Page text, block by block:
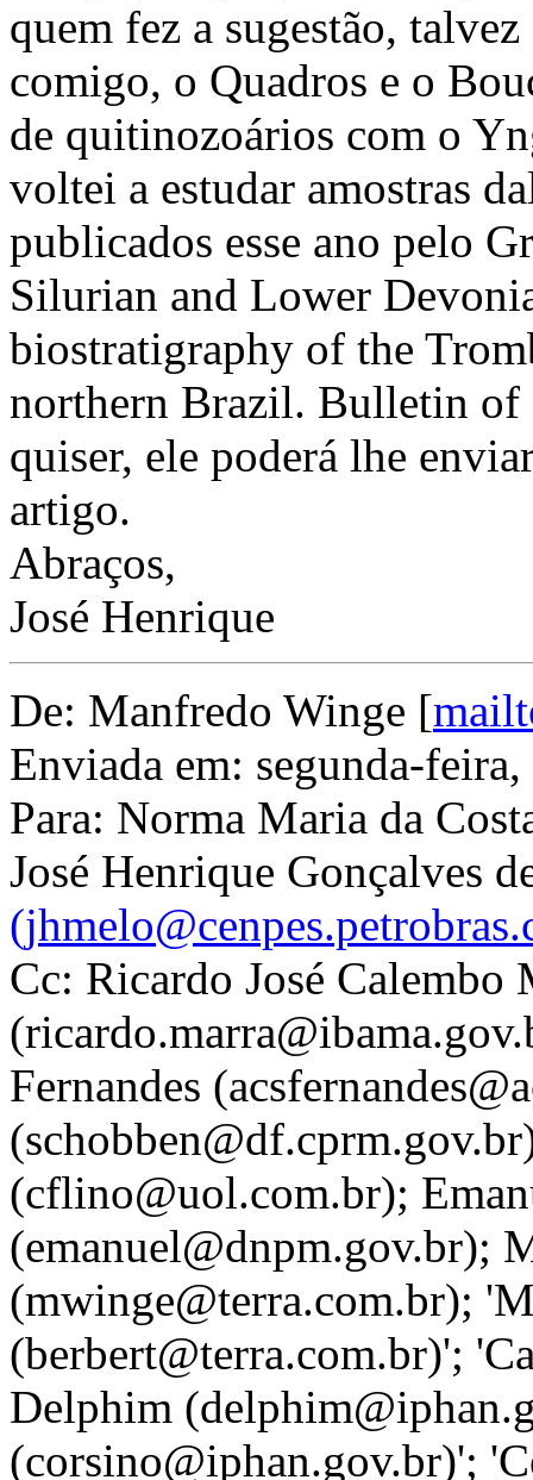
quem fez a sugestão,
comigo, o Quadros e o
de quitinozoários com o
voltei a estudar amostras
publicados esse ano pelo
Silurian and Lower
biostratigraphy of the
northern Brazil. Bulletin of
quiser, ele poderá lhe
artigo.
Abraços,
José Henrique
De: Manfredo Winge [
Enviada em: segunda-
Para: Norma Maria da
José Henrique Gonçalves
Cc: Ricardo José Calembo
Fernandes
(cflino@uol.com.br);
(emanuel@dnpm.gov.br);
(mwinge@terra.com.br);
(berbert@terra.com.br)';
Delphim
(corsino@iphan.gov.br)';